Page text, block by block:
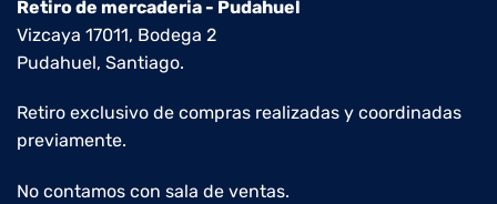
Retiro de mercaderia - Pudahuel
Vizcaya 17011, Bodega 2
Pudahuel, Santiago.
Retiro exclusivo de compras realizadas y coordinadas
previamente.
No contamos con sala de ventas.